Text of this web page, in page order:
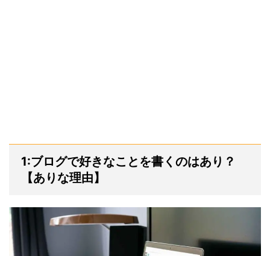
1:ブログで好きなことを書くのはあり？
【ありな理由】